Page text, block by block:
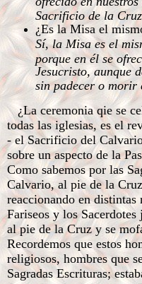
Sacrificio de la Cruz
¿Es la Misa el
Sí, la Misa es el
porque en él se
Jesucristo, aunque
sin padecer o morir
¿La ceremonia qie se
todas las iglesias, es el
- el Sacrificio del
sobre un aspecto de la
Como sabemos por las
Calvario, al pie de la
reaccionando en distintas
Fariseos y los
al pie de la Cruz y se
Recordemos que estos
religiosos, hombres que
Sagradas Escrituras;